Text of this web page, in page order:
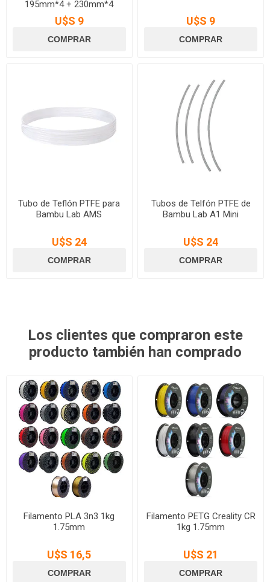
195mm*4 + 230mm*4
U$S 9 U$S 9
Tubo de Teflón PTFE para
Bambu Lab AMS
U$S 24
Tubos de Telfón PTFE de
Bambu Lab A1 Mini
U$S 24
Los clientes que compraron este
producto también han comprado
Filamento PLA 3n3 1kg
1.75mm
U$S 16,5
Filamento PETG Creality CR
1kg 1.75mm
U$S 21